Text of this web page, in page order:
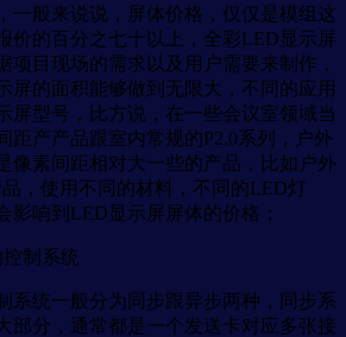
一般来说说，屏体价格，仅仅是模组这
价的百分之七十以上，全彩LED显示屏
项目现场的需求以及用户需要来制作，
屏的面积能够做到无限大，不同的应用
屏型号，比方说，在一些会议室领域当
距产产品跟室内常规的P2.0系列，户外
像素间距相对大一些的产品，比如户外
品，使用不同的材料，不同的LED灯
影响到LED显示屏屏体的价格；
制系统
一般分为同步跟异步两种，同步系
部分，通常都是一个发送卡对应多张接